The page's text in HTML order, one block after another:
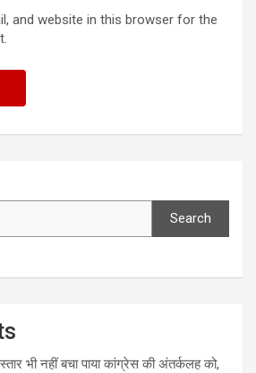
and website in this browser for the
Search
भी नहीं बचा पाया कांग्रेस की अंतर्कलह को,